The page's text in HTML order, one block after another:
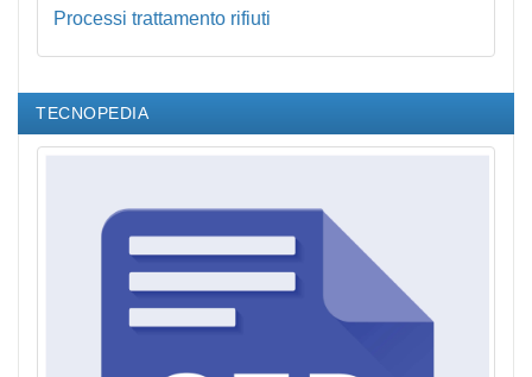
Processi trattamento rifiuti
TECNOPEDIA